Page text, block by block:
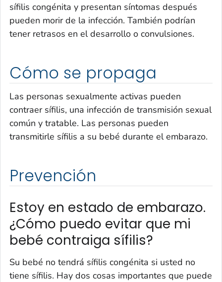
sífilis congénita y presentan síntomas después
pueden morir de la infección. También podrían
tener retrasos en el desarrollo o convulsiones.
Cómo se propaga
Las personas sexualmente activas pueden
contraer sífilis, una infección de transmisión sexual
común y tratable. Las personas pueden
transmitirle sífilis a su bebé durante el embarazo.
Prevención
Estoy en estado de embarazo.
¿Cómo puedo evitar que mi
bebé contraiga sífilis?
Su bebé no tendrá sífilis congénita si usted no
tiene sífilis. Hay dos cosas importantes que puede